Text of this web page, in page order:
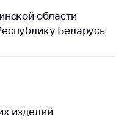
области
Беларусь
изделий